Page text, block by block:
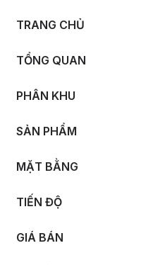
TRANG CHỦ
TỔNG QUAN
PHÂN KHU
SẢN PHẨM
MẶT BẰNG
TIẾN ĐỘ
GIÁ BÁN